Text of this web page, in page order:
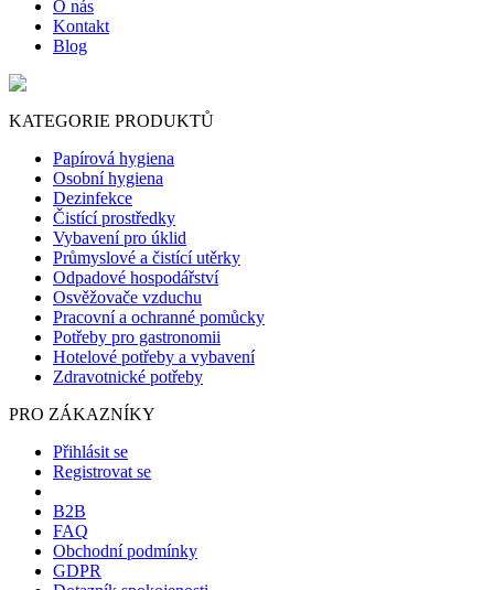
O nás
Kontakt
Blog
KATEGORIE PRODUKTŮ
Papírová hygiena
Osobní hygiena
Dezinfekce
Čistící prostředky
Vybavení pro úklid
Průmyslové a čistící utěrky
Odpadové hospodářství
Osvěžovače vzduchu
Pracovní a ochranné pomůcky
Potřeby pro gastronomii
Hotelové potřeby a vybavení
Zdravotnické potřeby
PRO ZÁKAZNÍKY
Přihlásit se
Registrovat se
B2B
FAQ
Obchodní podmínky
GDPR